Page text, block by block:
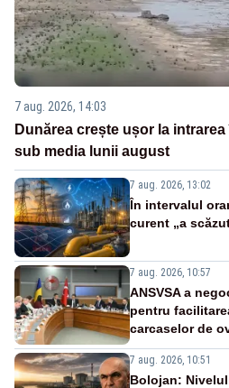
7 aug. 2026, 14:03
Dunărea crește ușor la
sub media lunii august
7 aug. 2026, 13:02
În intervalul
curent „a
7 aug. 2026, 10:57
ANSVSA a
pentru
carcaselor de
7 aug. 2026, 10:51
Bolojan: